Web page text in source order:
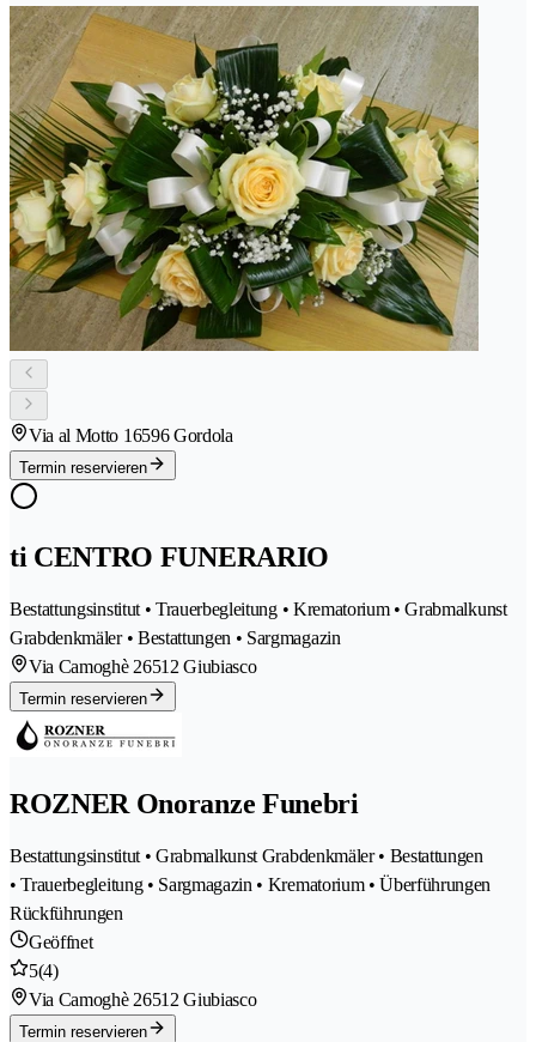
Via al Motto 16596 Gordola
Termin reservieren
ti CENTRO FUNERARIO
Bestattungsinstitut • Trauerbegleitung • Krematorium • Grabmalkunst
Grabdenkmäler • Bestattungen • Sargmagazin
Via Camoghè 26512 Giubiasco
Termin reservieren
ROZNER Onoranze Funebri
Bestattungsinstitut • Grabmalkunst Grabdenkmäler • Bestattungen
• Trauerbegleitung • Sargmagazin • Krematorium • Überführungen
Rückführungen
Geöffnet
5(4)
Via Camoghè 26512 Giubiasco
Termin reservieren